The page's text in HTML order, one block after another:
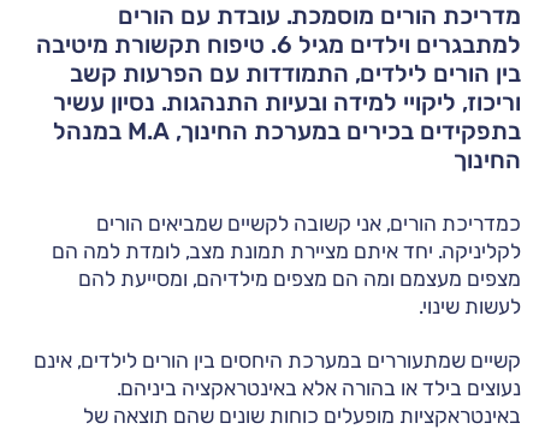
מדריכת הורים מוסמכת. עובדת עם הורים
למתבגרים וילדים מגיל 6. טיפוח תקשורת מיטיבה
בין הורים לילדים, התמודדות עם הפרעות קשב
וריכוז, ליקויי למידה ובעיות התנהגות. נסיון עשיר
בתפקידים בכירים במערכת החינוך, M.A במנהל
החינוך
כמדריכת הורים, אני קשובה לקשיים שמביאים הורים
לקליניקה. יחד איתם מציירת תמונת מצב, לומדת למה הם
מצפים מעצמם ומה הם מצפים מילדיהם, ומסייעת להם
לעשות שינוי.
קשיים שמתעוררים במערכת היחסים בין הורים לילדים, אינם
נעוצים בילד או בהורה אלא באינטראקציה ביניהם.
באינטראקציות מופעלים כוחות שונים שהם תוצאה של